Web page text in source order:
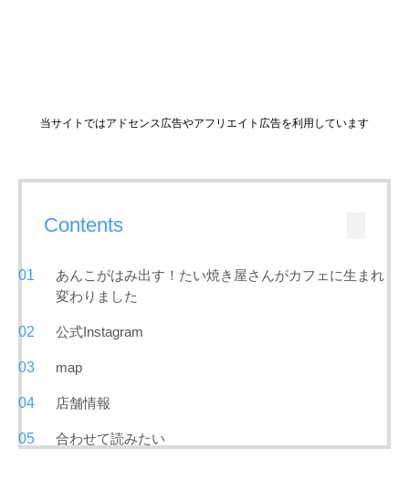
当サイトではアドセンス広告やアフリエイト広告を利用しています
Contents
あんこがはみ出す！たい焼き屋さんがカフェに生まれ
変わりました
公式Instagram
map
店舗情報
合わせて読みたい